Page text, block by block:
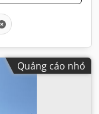
Quảng cáo nhỏ